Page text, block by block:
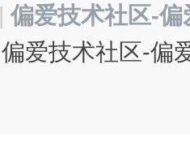
| 偏爱技术社区-
偏爱技术社区-偏